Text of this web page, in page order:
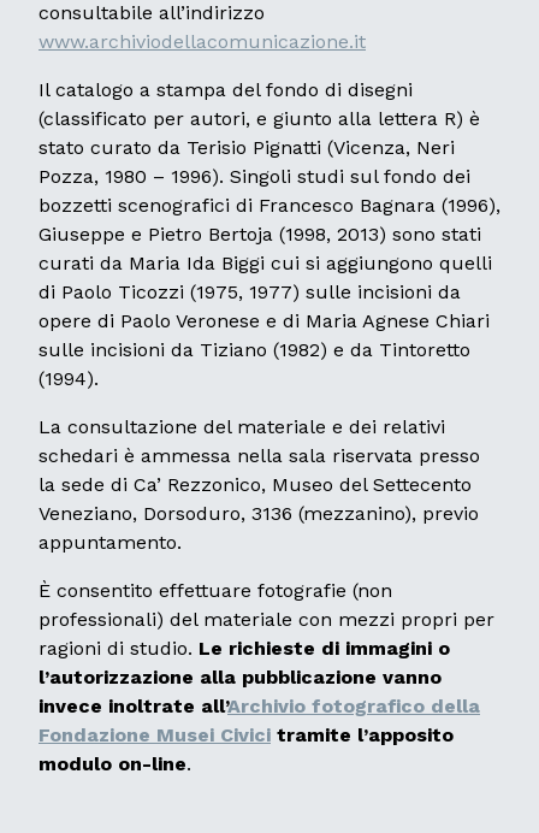
consultabile all’indirizzo
www.archiviodellacomunicazione.it
Il catalogo a stampa del fondo di disegni
(classificato per autori, e giunto alla lettera R) è
stato curato da Terisio Pignatti (Vicenza, Neri
Pozza, 1980 – 1996). Singoli studi sul fondo dei
bozzetti scenografici di Francesco Bagnara (1996),
Giuseppe e Pietro Bertoja (1998, 2013) sono stati
curati da Maria Ida Biggi cui si aggiungono quelli
di Paolo Ticozzi (1975, 1977) sulle incisioni da
opere di Paolo Veronese e di Maria Agnese Chiari
sulle incisioni da Tiziano (1982) e da Tintoretto
(1994).
La consultazione del materiale e dei relativi
schedari è ammessa nella sala riservata presso
la sede di Ca’ Rezzonico, Museo del Settecento
Veneziano, Dorsoduro, 3136 (mezzanino), previo
appuntamento.
È consentito effettuare fotografie (non
professionali) del materiale con mezzi propri per
ragioni di studio. Le richieste di immagini o
l’autorizzazione alla pubblicazione vanno
invece inoltrate all’Archivio fotografico della
Fondazione Musei Civici tramite l’apposito
modulo on-line.